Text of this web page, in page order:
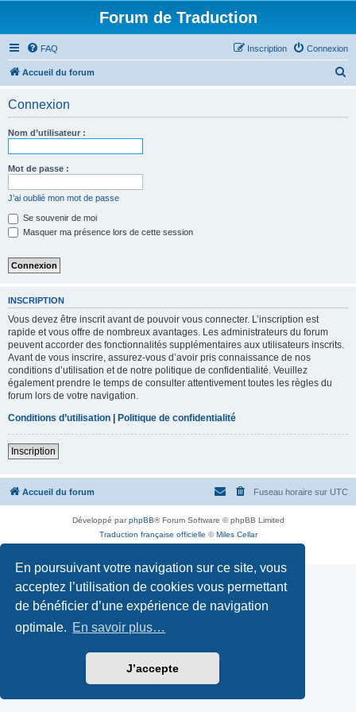
En poursuivant votre navigation sur ce site, vous
acceptez l’utilisation de cookies vous permettant
de bénéficier d’une expérience de navigation
optimale. En savoir plus…
J’accepte
Forum de Traduction
FAQ Connexion
Inscription
Accueil du forum
Connexion
Nom d’utilisateur :
Mot de passe :
J’ai oublié mon mot de passe
Se souvenir de moi
Masquer ma présence lors de cette session
INSCRIPTION
Vous devez être inscrit avant de pouvoir vous connecter. L’inscription est
rapide et vous offre de nombreux avantages. Les administrateurs du forum
peuvent accorder des fonctionnalités supplémentaires aux utilisateurs inscrits.
Avant de vous inscrire, assurez-vous d’avoir pris connaissance de nos
conditions d’utilisation et de notre politique de confidentialité. Veuillez
également prendre le temps de consulter attentivement toutes les règles du
forum lors de votre navigation.
Conditions d’utilisation | Politique de confidentialité
Inscription
Accueil du forum Fuseau horaire sur UTC
Développé parphpBB® Forum Software © phpBB Limited
Traduction française officielle ©Miles Cellar